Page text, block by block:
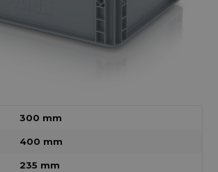
300 mm
400 mm
235 mm